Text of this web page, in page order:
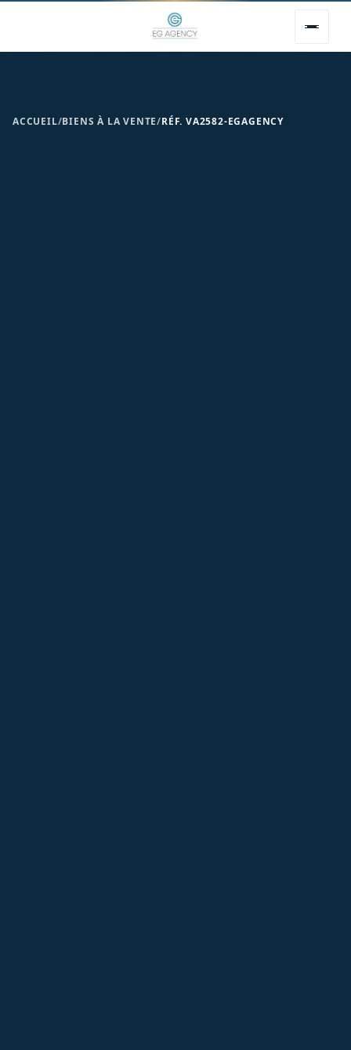
ACCUEIL/BIENS À LA VENTE/RÉF. VA2582-EGAGENCY